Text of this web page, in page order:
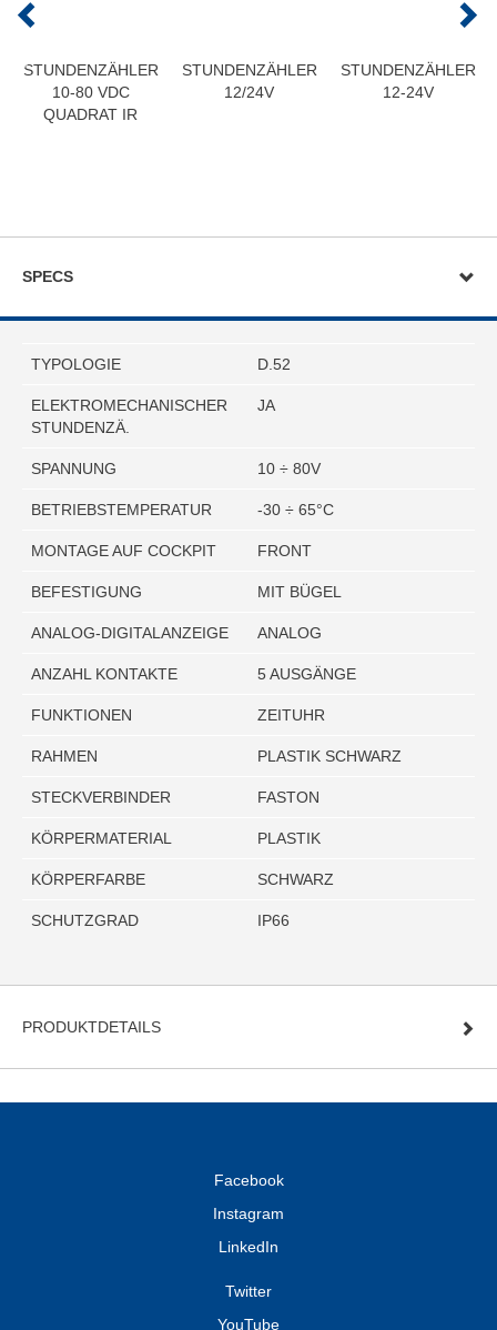
STUNDENZÄHLER
10-80 VDC
QUADRAT IR
STUNDENZÄHLER
12/24V
STUNDENZÄHLER
12-24V
SPECS
TYPOLOGIE D.52
ELEKTROMECHANISCHER
STUNDENZÄ.
JA
SPANNUNG 10 ÷ 80V
BETRIEBSTEMPERATUR -30 ÷ 65°C
MONTAGE AUF COCKPIT FRONT
BEFESTIGUNG MIT BÜGEL
ANALOG-DIGITALANZEIGE ANALOG
ANZAHL KONTAKTE 5 AUSGÄNGE
FUNKTIONEN ZEITUHR
RAHMEN PLASTIK SCHWARZ
STECKVERBINDER FASTON
KÖRPERMATERIAL PLASTIK
KÖRPERFARBE SCHWARZ
SCHUTZGRAD IP66
PRODUKTDETAILS
Facebook
Instagram
LinkedIn
Twitter
YouTube